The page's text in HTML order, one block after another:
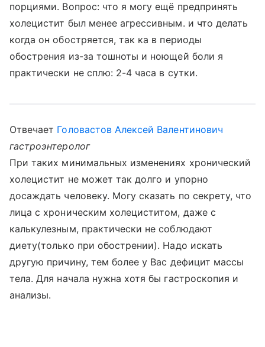
порциями. Вопрос: что я могу ещё предпринять
холецистит был менее агрессивным. и что делать
когда он обостряется, так ка в периоды
обострения из-за тошноты и ноющей боли я
практически не сплю: 2-4 часа в сутки.
Отвечает Головастов Алексей Валентинович
гастроэнтеролог
При таких минимальных изменениях хронический
холецистит не может так долго и упорно
досаждать человеку. Могу сказать по секрету, что
лица с хроническим холециститом, даже с
калькулезным, практически не соблюдают
диету(только при обострении). Надо искать
другую причину, тем более у Вас дефицит массы
тела. Для начала нужна хотя бы гастроскопия и
анализы.